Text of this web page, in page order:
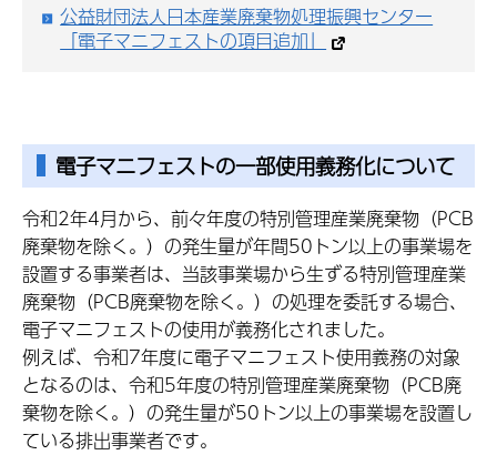
公益財団法人日本産業廃棄物処理振興センター
「電子マニフェストの項目追加」
電子マニフェストの一部使用義務化について
令和2年4月から、前々年度の特別管理産業廃棄物（PCB
廃棄物を除く。）の発生量が年間50トン以上の事業場を
設置する事業者は、当該事業場から生ずる特別管理産業
廃棄物（PCB廃棄物を除く。）の処理を委託する場合、
電子マニフェストの使用が義務化されました。
例えば、令和7年度に電子マニフェスト使用義務の対象
となるのは、令和5年度の特別管理産業廃棄物（PCB廃
棄物を除く。）の発生量が50トン以上の事業場を設置し
ている排出事業者です。